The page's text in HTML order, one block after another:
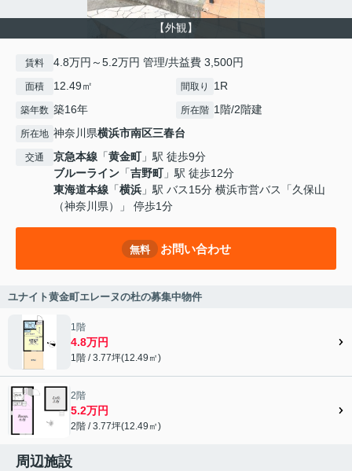
【外観】
賃料 4.8万円～5.2万円 管理/共益費 3,500円
面積 12.49㎡ 間取り 1R
築年数 築16年 所在階 1階/2階建
所在地 神奈川県横浜市南区三春台
交通 京急本線 「黄金町」駅 徒歩9分
ブルーライン 「吉野町」駅 徒歩12分
東海道本線 「横浜 」駅 バス15分 横浜市営バス「久保山
（神奈川県）」 停歩1分
無料 お問い合わせ
ユナイト黄金町エレーヌの杜の募集中物件
1階
4.8万円
1階 / 3.77坪(12.49㎡)
2階
5.2万円
2階 / 3.77坪(12.49㎡)
周辺施設